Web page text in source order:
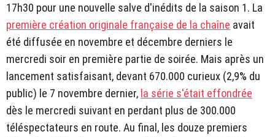
17h30 pour une nouvelle salve d'inédits de la saison 1. La
première création originale française de la chaîne avait
été diffusée en novembre et décembre derniers le
mercredi soir en première partie de soirée. Mais après un
lancement satisfaisant, devant 670.000 curieux (2,9% du
public) le 7 novembre dernier, la série s'était effondrée
dès le mercredi suivant en perdant plus de 300.000
téléspectateurs en route. Au final, les douze premiers